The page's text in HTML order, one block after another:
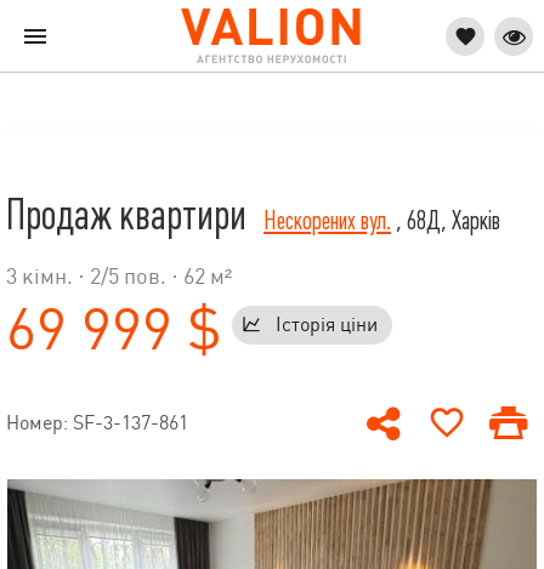
Продаж квартири Нескорених вул. , 68Д, Харків
3 кімн. · 2/5 пов. · 62 м²
69 999 $ Історія ціни
Номер: SF-3-137-861